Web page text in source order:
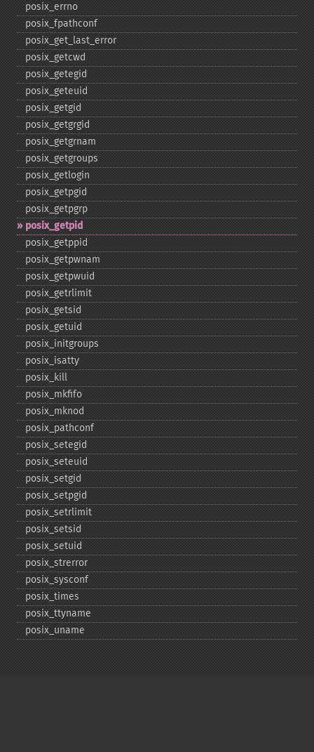
posix_​errno
posix_​fpathconf
posix_​get_​last_​error
posix_​getcwd
posix_​getegid
posix_​geteuid
posix_​getgid
posix_​getgrgid
posix_​getgrnam
posix_​getgroups
posix_​getlogin
posix_​getpgid
posix_​getpgrp
posix_​getpid
posix_​getppid
posix_​getpwnam
posix_​getpwuid
posix_​getrlimit
posix_​getsid
posix_​getuid
posix_​initgroups
posix_​isatty
posix_​kill
posix_​mkfifo
posix_​mknod
posix_​pathconf
posix_​setegid
posix_​seteuid
posix_​setgid
posix_​setpgid
posix_​setrlimit
posix_​setsid
posix_​setuid
posix_​strerror
posix_​sysconf
posix_​times
posix_​ttyname
posix_​uname